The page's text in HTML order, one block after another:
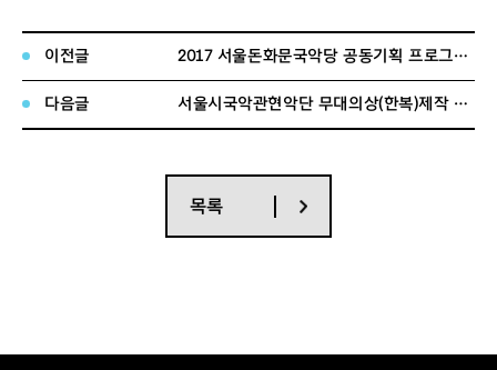
이전글 2017 서울돈화문국악당 공동기획 프로그램 수어지교 예술가(단체) 모집
다음글 서울시국악관현악단 무대의상(한복)제작 개찰결과 안내
목록